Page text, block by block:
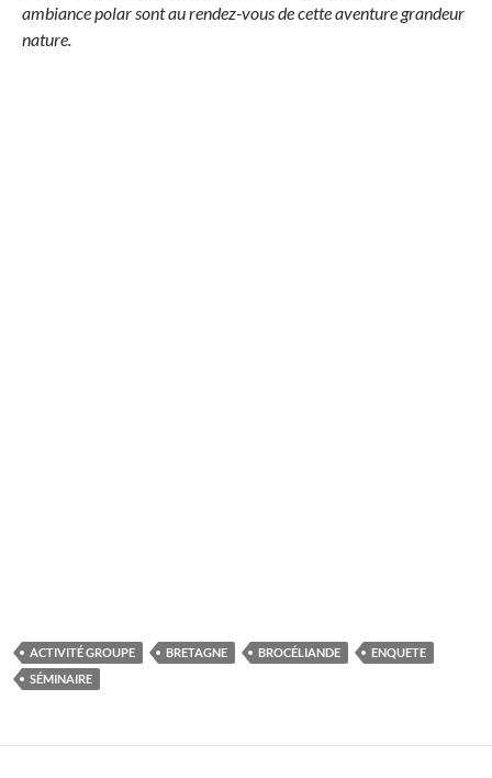
ambiance polar sont au rendez-vous de cette aventure grandeur
nature.
ACTIVITÉ GROUPE BRETAGNE BROCÉLIANDE
ENQUETE
SÉMINAIRE